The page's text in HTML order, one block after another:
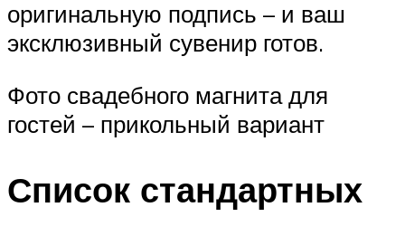
оригинальную подпись – и ваш
эксклюзивный сувенир готов.
Фото свадебного магнита для
гостей – прикольный вариант
Список стандартных